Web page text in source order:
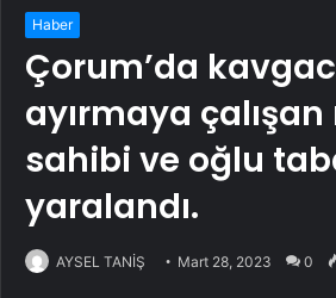
Haber
Çorum’da
ayırmaya
sahibi ve oğlu
yaralandı.
AYSEL TANİŞ Mart 28, 2023 0